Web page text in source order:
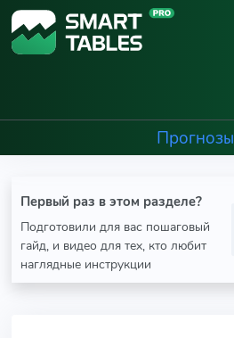
Прогнозы
Первый раз в этом разделе?
Подготовили для вас пошаговый
гайд, и видео для тех, кто любит
наглядные инструкции